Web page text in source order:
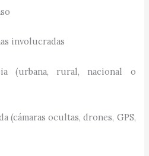
involucradas
(urbana, rural, nacional o
(cámaras ocultas, drones, GPS,